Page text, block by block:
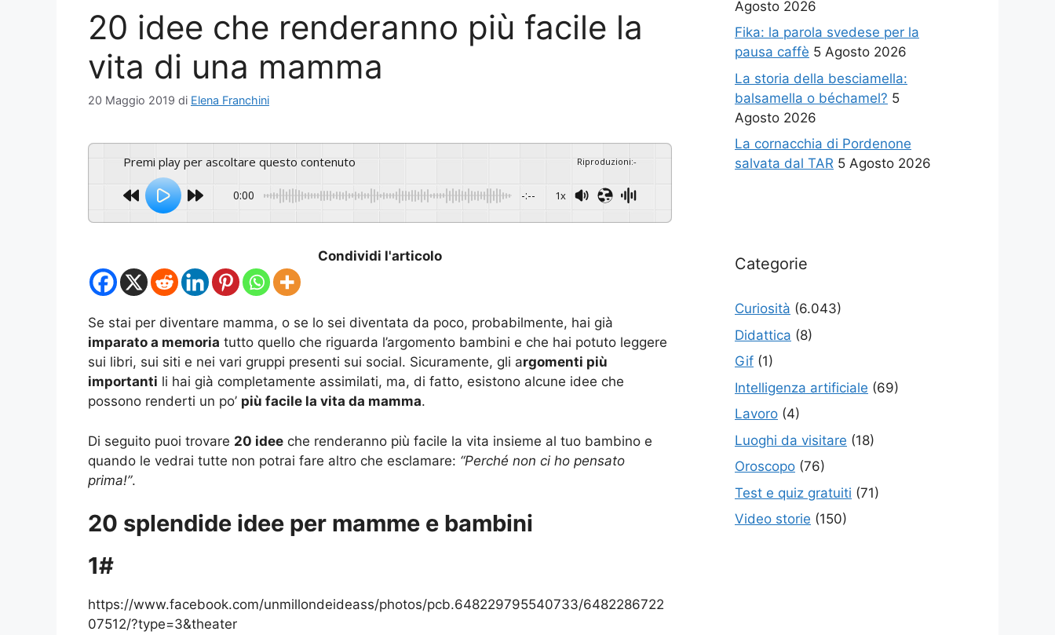
20 idee che renderanno più facile la
vita di una mamma
20 Maggio 2019 di Elena Franchini
Premi play per ascoltare questo contenuto Riproduzioni:-
0:00 -:-- 1x
Condividi l'articolo
Se stai per diventare mamma, o se lo sei diventata da poco, probabilmente, hai già
imparato a memoria tutto quello che riguarda l’argomento bambini e che hai potuto leggere
sui libri, sui siti e nei vari gruppi presenti sui social. Sicuramente, gli argomenti più
importanti li hai già completamente assimilati, ma, di fatto, esistono alcune idee che
possono renderti un po’ più facile la vita da mamma.
Di seguito puoi trovare 20 idee che renderanno più facile la vita insieme al tuo bambino e
quando le vedrai tutte non potrai fare altro che esclamare: “Perché non ci ho pensato
prima!”.
20 splendide idee per mamme e bambini
1#
https://www.facebook.com/unmillondeideass/photos/pcb.648229795540733/6482286722
07512/?type=3&theater
Agosto 2026
Fika: la parola svedese per la
pausa caffè 5 Agosto 2026
La storia della besciamella:
balsamella o béchamel? 5
Agosto 2026
La cornacchia di Pordenone
salvata dal TAR 5 Agosto 2026
Categorie
Curiosità (6.043)
Didattica (8)
Gif (1)
Intelligenza artificiale (69)
Lavoro (4)
Luoghi da visitare (18)
Oroscopo (76)
Test e quiz gratuiti (71)
Video storie (150)